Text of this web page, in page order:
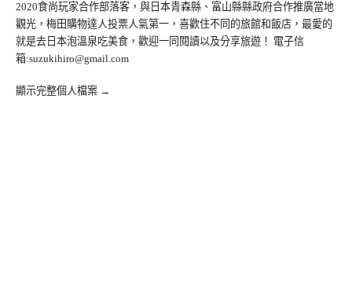
2020食尚玩家合作部落客，與日本青森縣、富山縣縣政府合作推廣當地
觀光，梅田購物達人投票人氣第一，喜歡住不同的旅館和飯店，最愛的
就是去日本泡溫泉吃美食，歡迎一同閱讀以及分享旅遊！ 電子信
箱:suzukihiro@gmail.com
顯示完整個人檔案 →